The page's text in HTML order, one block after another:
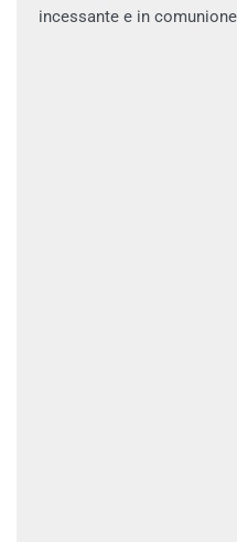
incessante e in